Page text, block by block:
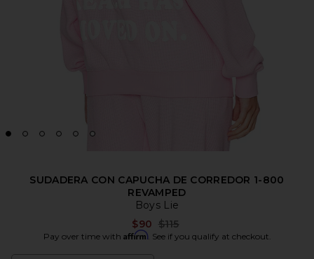
SUDADERA CON CAPUCHA DE CORREDOR 1-800
REVAMPED
Boys Lie
$90 Previous price:
$115
Pay over time with Affirm. See if you qualify at checkout.